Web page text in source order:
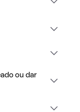
ou dar